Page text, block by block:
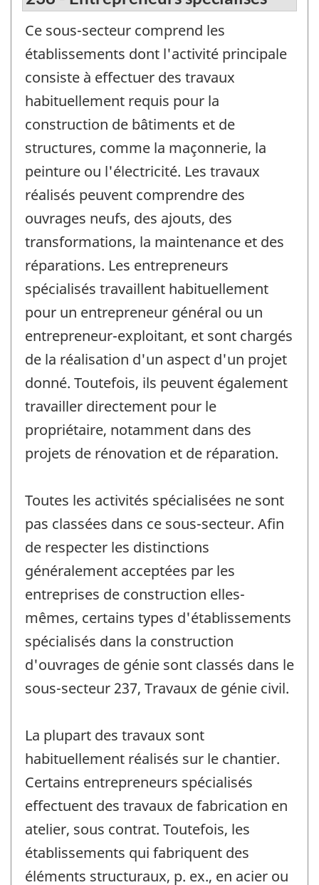
Ce sous-secteur comprend les
établissements dont l'activité principale
consiste à effectuer des travaux
habituellement requis pour la
construction de bâtiments et de
structures, comme la maçonnerie, la
peinture ou l'électricité. Les travaux
réalisés peuvent comprendre des
ouvrages neufs, des ajouts, des
transformations, la maintenance et des
réparations. Les entrepreneurs
spécialisés travaillent habituellement
pour un entrepreneur général ou un
entrepreneur-exploitant, et sont chargés
de la réalisation d'un aspect d'un projet
donné. Toutefois, ils peuvent également
travailler directement pour le
propriétaire, notamment dans des
projets de rénovation et de réparation.
Toutes les activités spécialisées ne sont
pas classées dans ce sous-secteur. Afin
de respecter les distinctions
généralement acceptées par les
entreprises de construction elles-
mêmes, certains types d'établissements
spécialisés dans la construction
d'ouvrages de génie sont classés dans le
sous-secteur 237, Travaux de génie civil.
La plupart des travaux sont
habituellement réalisés sur le chantier.
Certains entrepreneurs spécialisés
effectuent des travaux de fabrication en
atelier, sous contrat. Toutefois, les
établissements qui fabriquent des
éléments structuraux, p. ex., en acier ou